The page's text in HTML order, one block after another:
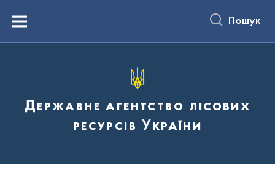
вмістуMenu Пошук
Державне агентство лісових
ресурсів України